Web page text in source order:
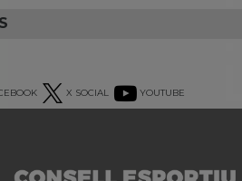
X SOCIAL YOUTUBE